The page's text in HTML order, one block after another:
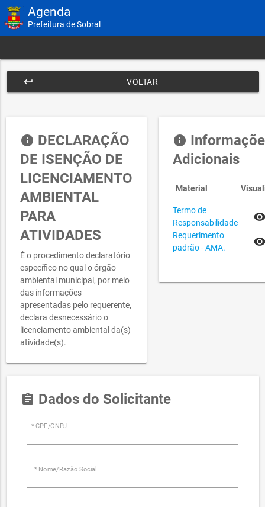
Agenda
Prefeitura de Sobral
VOLTAR
keyboard_return
info DECLARAÇÃO
DE ISENÇÃO DE
LICENCIAMENTO
AMBIENTAL
PARA
ATIVIDADES
É o procedimento declaratório
específico no qual o órgão
ambiental municipal, por meio
das informações
apresentadas pelo requerente,
declara desnecessário o
licenciamento ambiental da(s)
atividade(s).
info
Adicionais
Material
Termo de
Responsabilidade
Requerimento
padrão - AMA.
assignment Dados do Solicitante
* CPF/CNPJ
* Nome/Razão Social